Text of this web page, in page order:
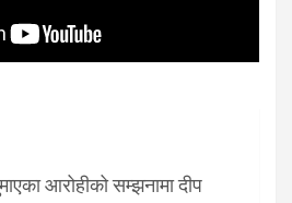
आरोहीको सम्झनामा दीप